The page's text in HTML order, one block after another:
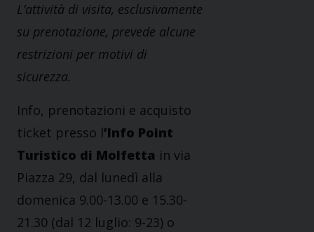
L’attività di visita, esclusivamente
su prenotazione, prevede alcune
restrizioni per motivi di
sicurezza.
Info, prenotazioni e acquisto
ticket presso l’Info Point
Turistico di Molfetta in via
Piazza 29, dal lunedì alla
domenica 9.00-13.00 e 15.30-
21.30 (dal 12 luglio: 9-23) o